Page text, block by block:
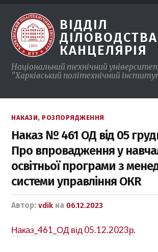
ВІДДІЛ
КАНЦЕЛЯРІЯ
Національний технічний
"Харківський полiтехнiчний
НАКАЗИ, РОЗПОРЯДЖЕННЯ
Наказ № 461 ОД від 05
Про впровадження у
освітньої програми з
системи управління ОКR
Автор:vdik на 06.12.2023
Наказ_461_ОД від 05.12.2023р.